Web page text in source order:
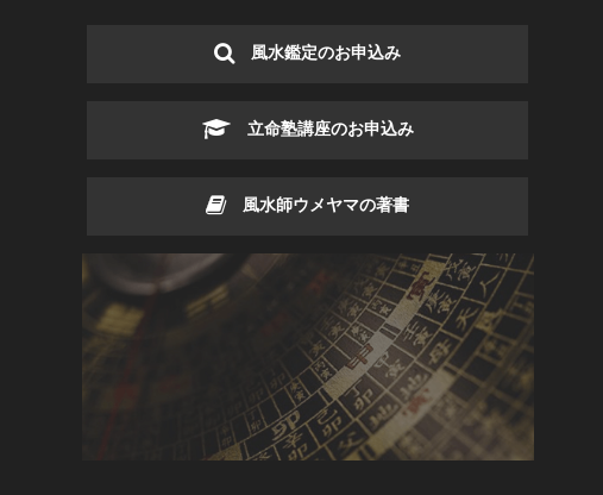
風水鑑定のお申込み
立命塾講座のお申込み
風水師ウメヤマの著書